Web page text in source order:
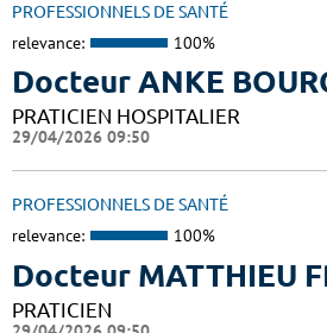
PROFESSIONNELS DE SANTÉ
relevance: 100%
Docteur ANKE
PRATICIEN HOSPITALIER
29/04/2026 09:50
PROFESSIONNELS DE SANTÉ
relevance: 100%
Docteur MATTHIEU
PRATICIEN